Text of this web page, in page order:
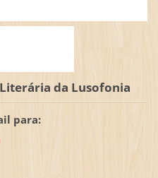
da Lusofonia
para: